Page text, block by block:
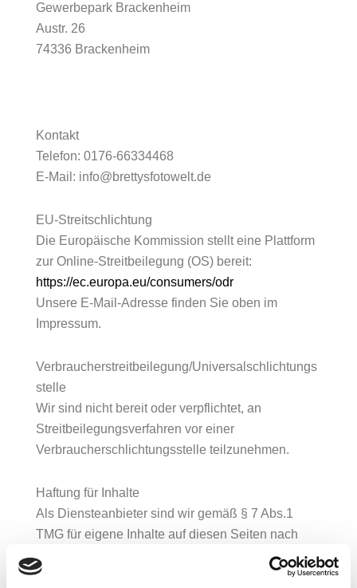
Gewerbepark Brackenheim
Austr. 26
74336 Brackenheim
Kontakt
Telefon: 0176-66334468
E-Mail: info@brettysfotowelt.de
EU-Streitschlichtung
Die Europäische Kommission stellt eine Plattform
zur Online-Streitbeilegung (OS) bereit:
https://ec.europa.eu/consumers/odr
Unsere E-Mail-Adresse finden Sie oben im
Impressum.
Verbraucherstreitbeilegung/Universalschlichtungs
stelle
Wir sind nicht bereit oder verpflichtet, an
Streitbeilegungsverfahren vor einer
Verbraucherschlichtungsstelle teilzunehmen.
Haftung für Inhalte
Als Diensteanbieter sind wir gemäß § 7 Abs.1
TMG für eigene Inhalte auf diesen Seiten nach
allgemeinen Gesetzen verantwortlich. Nach §§ 8